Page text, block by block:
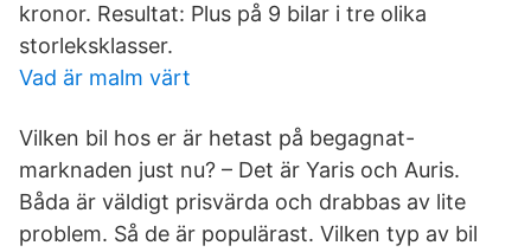
kronor. Resultat: Plus på 9 bilar i tre olika
storleksklasser.
Vad är malm värt
Vilken bil hos er är hetast på begagnat-
marknaden just nu? – Det är Yaris och Auris.
Båda är väldigt prisvärda och drabbas av lite
problem. Så de är populärast. Vilken typ av bil